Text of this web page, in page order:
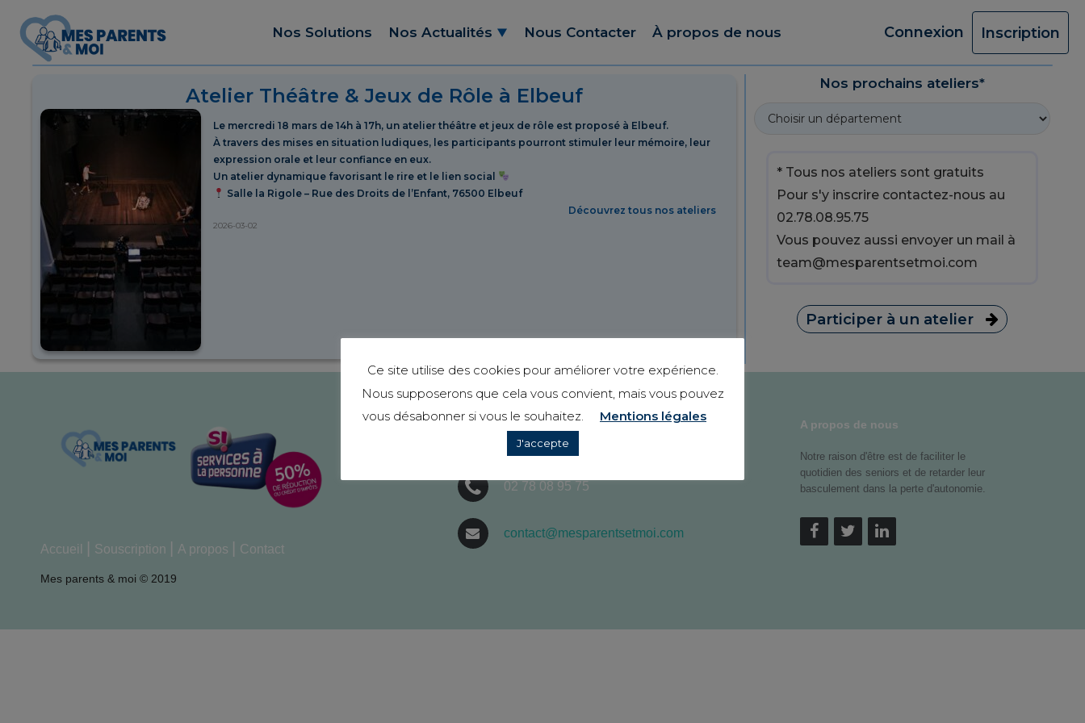
Nos Solutions Nos Actualités Nous Contacter À propos de nous Connexion Inscription
Atelier Théâtre & Jeux de Rôle à Elbeuf
Le mercredi 18 mars de 14h à 17h, un atelier théâtre et jeux de rôle est proposé à Elbeuf.
À travers des mises en situation ludiques, les participants pourront stimuler leur mémoire, leur
expression orale et leur confiance en eux.
Un atelier dynamique favorisant le rire et le lien social
Salle la Rigole – Rue des Droits de l’Enfant, 76500 Elbeuf
Découvrez tous nos ateliers
2026-03-02
Nos prochains ateliers*
* Tous nos ateliers sont gratuits
Pour s'y inscrire contactez-nous au
02.78.08.95.75
Vous pouvez aussi envoyer un mail à
team@mesparentsetmoi.com
Participer à un atelier
Accueil Souscription A propos Contact
Mes parents & moi © 2019
149 Rue Charles Mouchel
76500, Elbeuf
02 78 08 95 75
contact@mesparentsetmoi.com
A propos de nous
Notre raison d'être est de faciliter le
quotidien des seniors et de retarder leur
basculement dans la perte d'autonomie.
Ce site utilise des cookies pour améliorer votre expérience.
Nous supposerons que cela vous convient, mais vous pouvez
vous désabonner si vous le souhaitez.
Mentions légales
J'accepte